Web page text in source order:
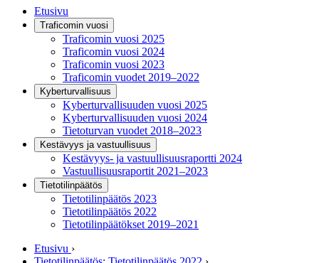
Etusivu
Traficomin vuosi
Traficomin vuosi 2025
Traficomin vuosi 2024
Traficomin vuosi 2023
Traficomin vuodet 2019–2022
Kyberturvallisuus
Kyberturvallisuuden vuosi 2025
Kyberturvallisuuden vuosi 2024
Tietoturvan vuodet 2018–2023
Kestävyys ja vastuullisuus
Kestävyys- ja vastuullisuusraportti 2024
Vastuullisuusraportit 2021–2023
Tietotilinpäätös
Tietotilinpäätös 2023
Tietotilinpäätös 2022
Tietotilinpäätökset 2019–2021
Etusivu ›